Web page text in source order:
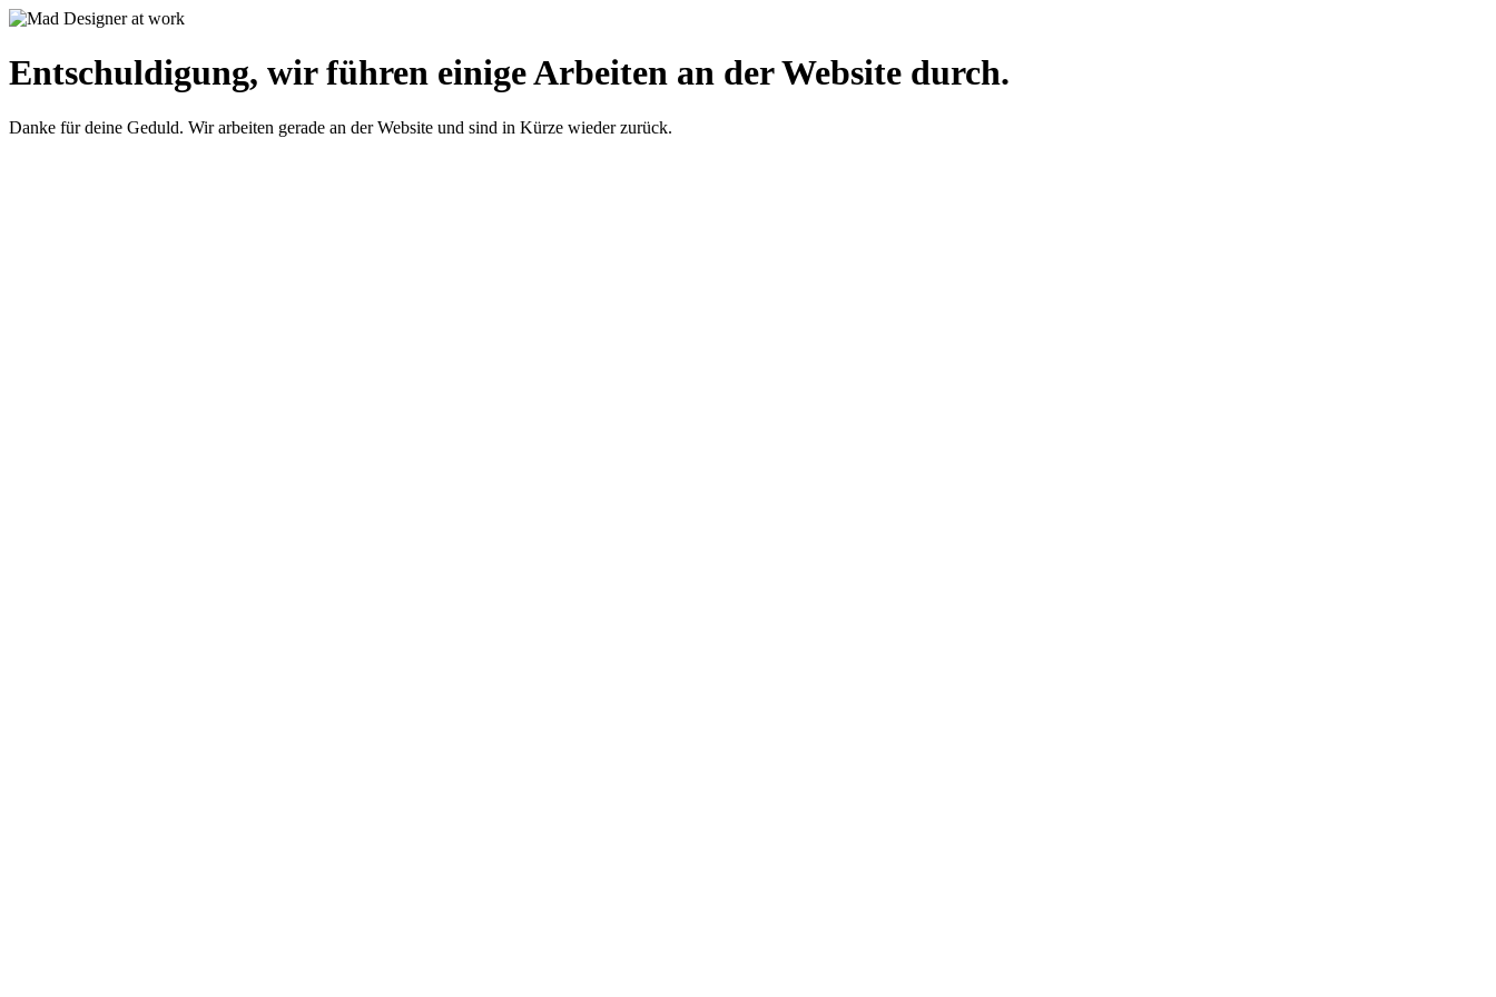
Entschuldigung, wir führen einige Arbeiten an der Website durch.
Danke für deine Geduld. Wir arbeiten gerade an der Website und sind in Kürze wieder zurück.